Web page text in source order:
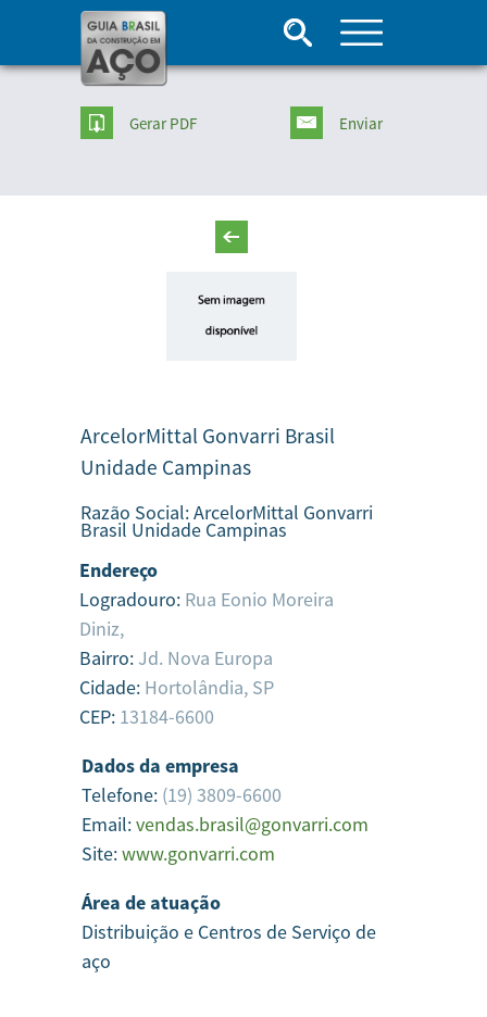
Gerar PDF Enviar
ArcelorMittal Gonvarri Brasil
Unidade Campinas
Razão Social:ArcelorMittal Gonvarri
Brasil Unidade Campinas
Endereço
Logradouro: Rua Eonio Moreira
Diniz,
Bairro: Jd. Nova Europa
Cidade: Hortolândia, SP
CEP: 13184-6600
Dados da empresa
Telefone: (19) 3809-6600
Email:vendas.brasil@gonvarri.com
Site:www.gonvarri.com
Área de atuação
Distribuição e Centros de Serviço de
aço